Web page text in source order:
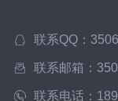
联系QQ：
联系邮箱：
联系电话：